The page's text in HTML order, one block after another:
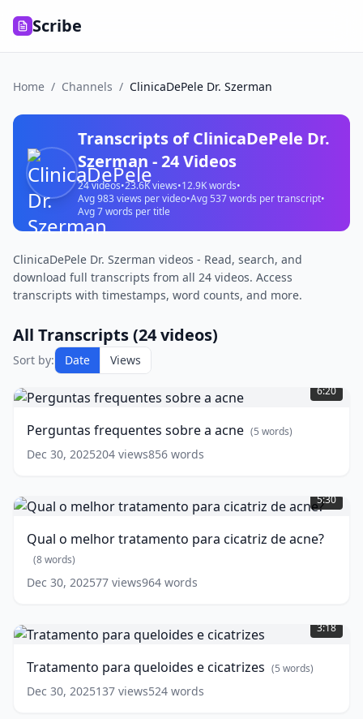
Scribe
Home / Channels / ClinicaDePele Dr. Szerman
Transcripts ofClinicaDePele Dr.
Szerman -24Videos
24videos•23.6Kviews•12.9Kwords•
Avg983 views per video•Avg 537words per transcript•
Avg7words per title
ClinicaDePele Dr. Szerman videos - Read, search, and
download full transcripts from all 24 videos. Access
transcripts with timestamps, word counts, and more.
All Transcripts (24videos)
Sort by: Date Views
Perguntas
frequentes
sobre
acne (5
words)
6:20
Perguntas frequentes sobre a acne (5 words)
Dec 30, 2025204 views856 words
o
melhor
para
cicatriz
de
acne?
words)
5:30
Qual o melhor tratamento para cicatriz de acne?
(8words)
Dec 30, 202577 views964 words
para
queloides
cicatrizes
(5
words)
3:18
Tratamento para queloides e cicatrizes (5 words)
Dec 30, 2025137 views524 words